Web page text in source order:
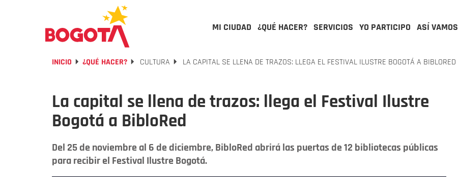
MI CIUDAD ¿QUÉ HACER? SERVICIOS YO PARTICIPO ASÍ VAMOS
INICIO ¿QUÉ HACER? CULTURA LA CAPITAL SE LLENA DE TRAZOS: LLEGA EL FESTIVAL ILUSTRE BOGOTÁ A BIBLORED
La capital se llena de trazos: llega el Festival Ilustre
Bogotá a BibloRed
Del 25 de noviembre al 6 de diciembre, BibloRed abrirá las puertas de 12 bibliotecas públicas
para recibir el Festival Ilustre Bogotá.